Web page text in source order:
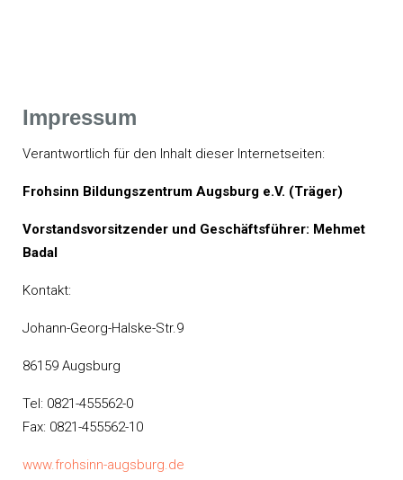
Impressum
Verantwortlich für den Inhalt dieser Internetseiten:
Frohsinn Bildungszentrum Augsburg e.V. (Träger)
Vorstandsvorsitzender und Geschäftsführer: Mehmet
Badal
Kontakt:
Johann-Georg-Halske-Str.9
86159 Augsburg
Tel: 0821-455562-0
Fax: 0821-455562-10
www.frohsinn-augsburg.de